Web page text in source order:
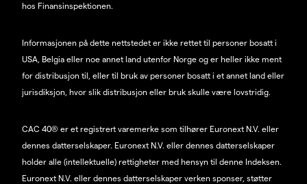
hos Finansinspektionen.
Informasjonen på dette nettstedet er ikke rettet til personer bosatt i
USA, Belgia eller noe annet land utenfor Norge og er heller ikke ment
for distribusjon til, eller til bruk av personer bosatt i et annet land eller
jurisdiksjon, hvor slik distribusjon eller bruk skulle være lovstridig.
CAC 40® er et registrert varemerke som tilhører Euronext N.V. eller
dennes datterselskaper. Euronext N.V. eller dennes datterselskaper
holder alle (intellektuelle) rettigheter med hensyn til denne Indeksen.
Euronext N.V. eller dennes datterselskaper verken sponser, støtter